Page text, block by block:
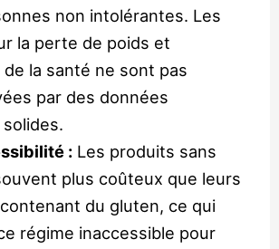
non intolérantes. Les
la perte de poids et
de la santé ne sont pas
par des données
: Les produits sans
plus coûteux que leurs
du gluten, ce qui
régime inaccessible pour